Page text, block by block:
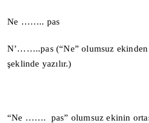
Ne …….. pas
N’……..pas (“Ne” olumsuz ekinden
şeklinde yazılır.)
“Ne ……. pas” olumsuz ekinin